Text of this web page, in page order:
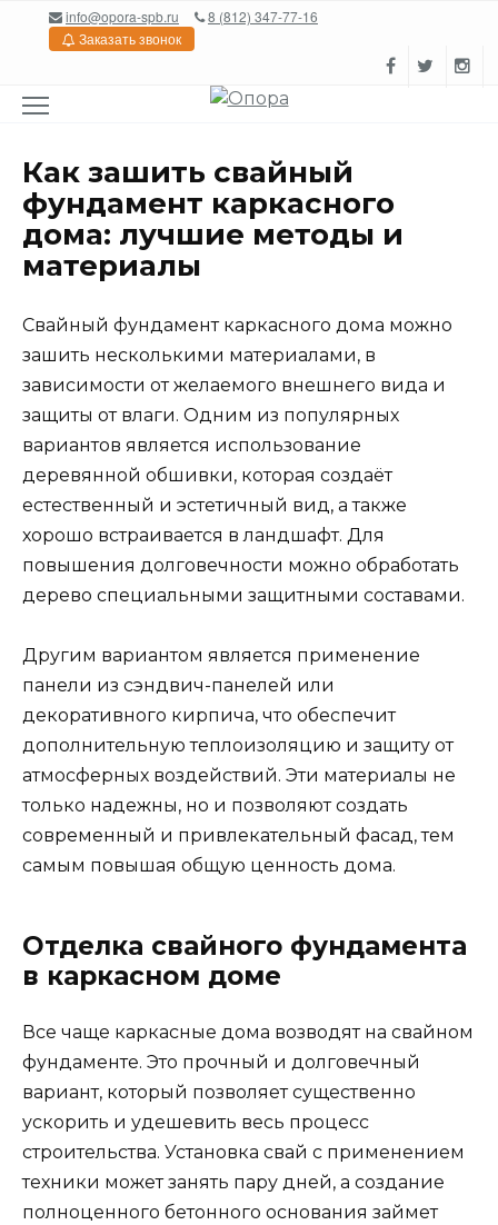
Перейтиinfo@opora-spb.ru
8 (812) 347-77-16
Заказать звонок
Как зашить свайный
фундамент каркасного
дома: лучшие методы и
материалы
Свайный фундамент каркасного дома можно
зашить несколькими материалами, в
зависимости от желаемого внешнего вида и
защиты от влаги. Одним из популярных
вариантов является использование
деревянной обшивки, которая создаёт
естественный и эстетичный вид, а также
хорошо встраивается в ландшафт. Для
повышения долговечности можно обработать
дерево специальными защитными составами.
Другим вариантом является применение
панели из сэндвич-панелей или
декоративного кирпича, что обеспечит
дополнительную теплоизоляцию и защиту от
атмосферных воздействий. Эти материалы не
только надежны, но и позволяют создать
современный и привлекательный фасад, тем
самым повышая общую ценность дома.
Отделка свайного фундамента
в каркасном доме
Все чаще каркасные дома возводят на свайном
фундаменте. Это прочный и долговечный
вариант, который позволяет существенно
ускорить и удешевить весь процесс
строительства. Установка свай с применением
техники может занять пару дней, а создание
полноценного бетонного основания займет